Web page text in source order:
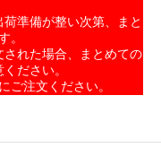
準備が整い次第、まと
。
れた場合、まとめての
ださい。
ご注文ください。